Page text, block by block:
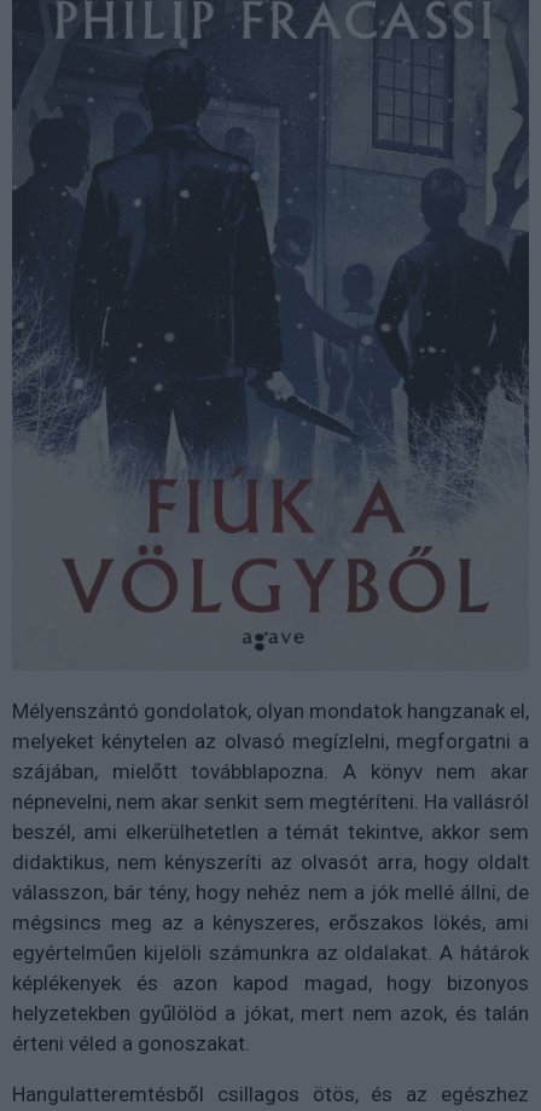
Mélyenszántó gondolatok, olyan mondatok hangzanak el,
melyeket kénytelen az olvasó megízlelni, megforgatni a
szájában, mielőtt továbblapozna. A könyv nem akar
népnevelni, nem akar senkit sem megtéríteni. Ha vallásról
beszél, ami elkerülhetetlen a témát tekintve, akkor sem
didaktikus, nem kényszeríti az olvasót arra, hogy oldalt
válasszon, bár tény, hogy nehéz nem a jók mellé állni, de
mégsincs meg az a kényszeres, erőszakos lökés, ami
egyértelműen kijelöli számunkra az oldalakat. A hátárok
képlékenyek és azon kapod magad, hogy bizonyos
helyzetekben gyűlölöd a jókat, mert nem azok, és talán
érteni véled a gonoszakat.
Hangulatteremtésből csillagos ötös, és az egészhez